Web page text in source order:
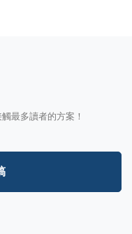
最多讀者的方案！